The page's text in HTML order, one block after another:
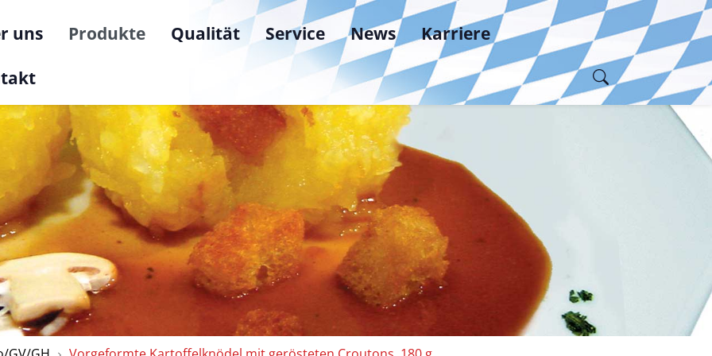
uns Produkte Qualität Service News Karriere